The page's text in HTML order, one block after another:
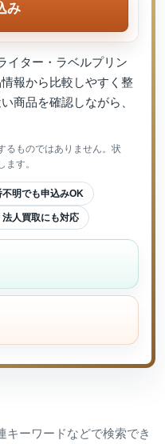
イター・ラベルプリン
報から比較しやすく整
商品を確認しながら、
るものではありません。状
す。
不明でも申込みOK
法人買取にも対応
み
キーワードなどで検索でき